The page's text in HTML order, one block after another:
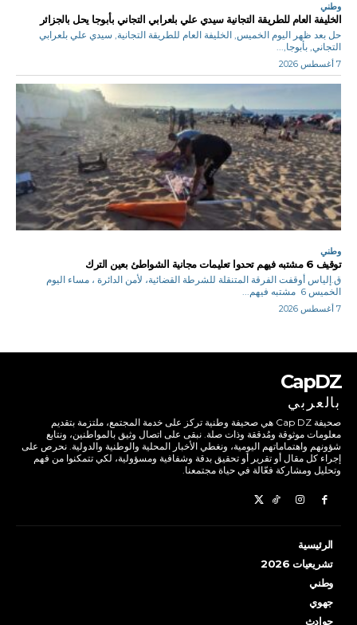
وطني
الخليفة العام للطريقة التجانية سيدي علي بلعرابي التجاني بأبوجا يحل بالجزائر
حل بعد ظهر اليوم الخميس, الخليفة العام للطريقة التجانية, سيدي علي بلعرابي
التجاني, بأبوجا,...
7 أغسطس 2026
وطني
توقيف 6 مشتبه فيهم تحدوا تعليمات مجانية الشواطئ بعين الترك
ق.إلياس أوقفت الفرقة المتنقلة للشرطة القضائية، لأمن الدائرة ، مساء اليوم
الخميس 6 مشتبه فيهم...
7 أغسطس 2026
CapDZ
بالعربي
صحيفة Cap DZ هي صحيفة وطنية تركز على خدمة المجتمع، ملتزمة بتقديم
معلومات موثوقة ومُدققة وذات صلة. نبقى على اتصال وثيق بالمواطنين، ونتابع
شؤونهم واهتماماتهم اليومية، ونغطي الأخبار المحلية والوطنية والدولية. نحرص على
إجراء كل مقال أو تقرير أو تحقيق بدقة وشفافية ومسؤولية، لكي تتمكنوا من فهم
وتحليل ومشاركة فعّالة في حياة مجتمعنا.
الرئيسية
تشريعيات 2026
وطني
جهوي
حوادث